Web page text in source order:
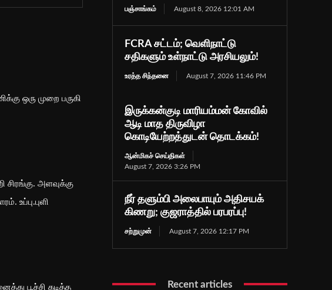
ஒரு முறை பருகி
அளவுக்கு
உப்பு.புளி
பூச்சி கடித்த
பஞ்சாங்கம் August 8, 2026 12:01 AM
FCRA சட்டம்; வெளிநாட்டு
சதிகளும் உள்நாட்டு அரசியலும்!
உரத்த சிந்தனை August 7, 2026 11:46 PM
இருக்கன்குடி மாரியம்மன் கோவில்
ஆடி மாத திருவிழா
கொடியேற்றத்துடன் தொடக்கம்!
ஆன்மிகச் செய்திகள்
August 7, 2026 3:26 PM
நீர் தளும்பி அலைபாயும் அதிசயக்
கிணறு; குஜராத்தில் பரபரப்பு!
சற்றுமுன் August 7, 2026 12:17 PM
Recent articles